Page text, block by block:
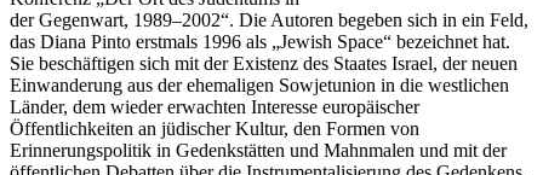
der Gegenwart, 1989–2002“. Die Autoren begeben sich in ein Feld,
das Diana Pinto erstmals 1996 als „Jewish Space“ bezeichnet hat.
Sie beschäftigen sich mit der Existenz des Staates Israel, der neuen
Einwanderung aus der ehemaligen Sowjetunion in die westlichen
Länder, dem wieder erwachten Interesse europäischer
Öffentlichkeiten an jüdischer Kultur, den Formen von
Erinnerungspolitik in Gedenkstätten und Mahnmalen und mit der